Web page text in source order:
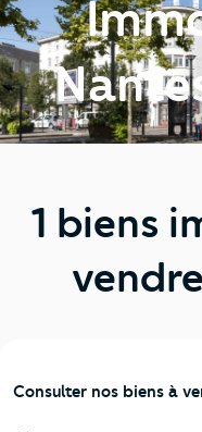
1 biens
Consulter nos biens à